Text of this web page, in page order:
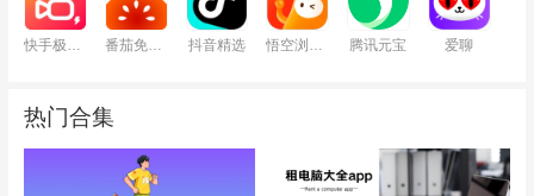
抖音精选 腾讯元宝 爱聊
热门合集